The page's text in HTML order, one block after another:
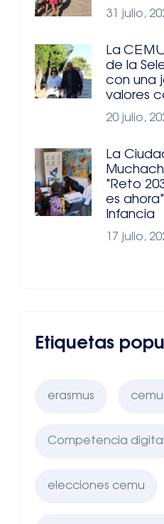
31 julio,
La
de la
con una
valores
20 julio,
La
"Reto
es
Infancia
17 julio,
Etiquetas
erasmus
Competencia digital
elecciones cemu